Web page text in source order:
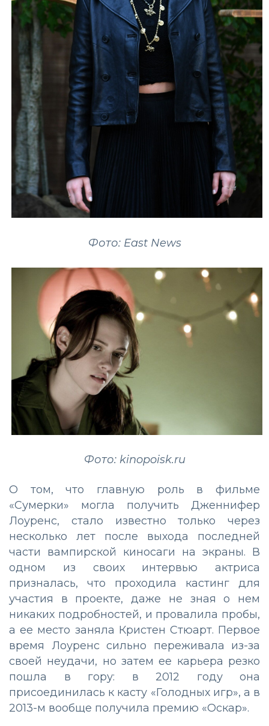
Фото: East News
Фото: kinopoisk.ru
О том, что главную роль в фильме
«Сумерки» могла получить Дженнифер
Лоуренс, стало известно только через
несколько лет после выхода последней
части вампирской киносаги на экраны. В
одном из своих интервью актриса
призналась, что проходила кастинг для
участия в проекте, даже не зная о нем
никаких подробностей, и провалила пробы,
а ее место заняла Кристен Стюарт. Первое
время Лоуренс сильно переживала из-за
своей неудачи, но затем ее карьера резко
пошла в гору: в 2012 году она
присоединилась к касту «Голодных игр», а в
2013-м вообще получила премию «Оскар».